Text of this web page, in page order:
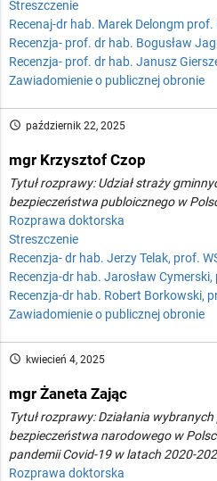
Streszczenie
Recenaj-dr hab. Marek Delongm prof.
Recenzja- prof. dr hab. Bogusław
Recenzja- prof. dr hab. Janusz
Zawiadomienie o publicznej obronie
access_time październik 22, 2025
mgr Krzysztof Czop
Tytuł rozprawy: Udział straży
bezpieczeństwa publoicznego w
Rozprawa doktorska
Streszczenie
Recenzja- dr hab. Jerzy Telak, prof.
Recenzja-dr hab. Jarosław Cymerski,
Recenzja-dr hab. Robert Borkowski,
Zawiadomienie o publicznej obronie
access_time kwiecień 4, 2025
mgr Żaneta Zając
Tytuł rozprawy: Działania
bezpieczeństwa narodowego w
pandemii Covid-19 w latach 2020-
Rozprawa doktorska